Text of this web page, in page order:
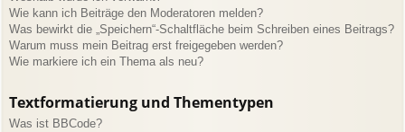
Wie kann ich Beiträge den Moderatoren melden?
Was bewirkt die „Speichern“-Schaltfläche beim Schreiben eines Beitrags?
Warum muss mein Beitrag erst freigegeben werden?
Wie markiere ich ein Thema als neu?
Textformatierung und Thementypen
Was ist BBCode?